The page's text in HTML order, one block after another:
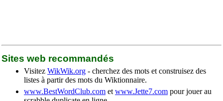
Sites web recommandés
Visitez WikWik.org - cherchez des mots et construisez des
listes à partir des mots du Wiktionnaire.
www.BestWordClub.com et www.Jette7.com pour jouer au